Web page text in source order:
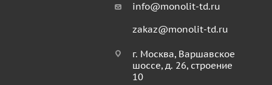
info@monolit-td.ru
zakaz@monolit-td.ru
г. Москва, Варшавское
шоссе, д. 26, строение
10